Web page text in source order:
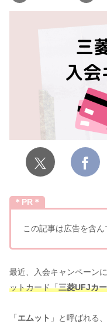
＊PR＊
この記事は広告を含ん
最近、入会キャンペーン
ットカード「三菱UFJカ
「 エムット 」と呼ばれる